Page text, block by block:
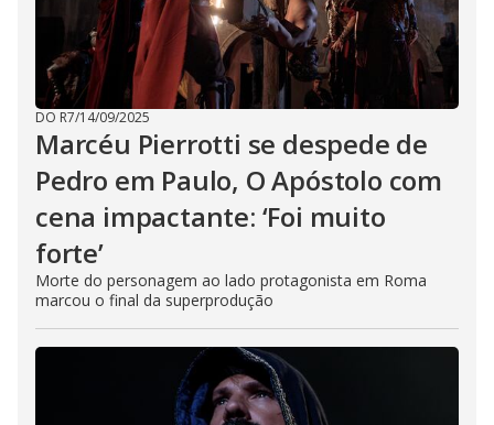
DO R7/14/09/2025
Marcéu Pierrotti se despede de
Pedro em Paulo, O Apóstolo com
cena impactante: ‘Foi muito
forte’
Morte do personagem ao lado protagonista em Roma
marcou o final da superprodução